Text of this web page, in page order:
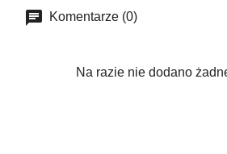
Komentarze (0)
Na razie nie dodano